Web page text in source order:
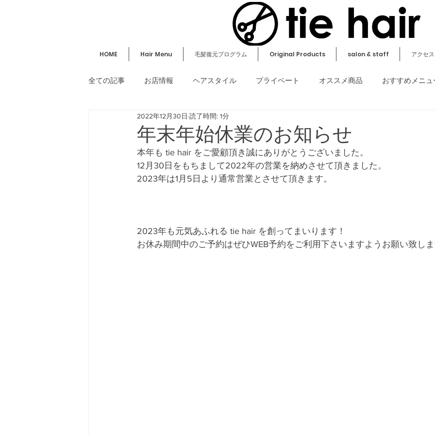
HOME Hair Menu 毛髪復元プログラム Original Products salon & staff アクセ
全ての記事 お店情報 ヘアスタイル プライベート オススメ商品 おすすめメニュ
講習／セミナー 美容情報 その他
年末年始休業のお知らせ
2022年12月30日 読了時間: 1分
本年も tie hair をご愛顧頂き誠にありがとうございました。
12月30日をもちまして2022年の営業を納めさせて頂きました。
2023年は1月5日より通常営業とさせて頂きます。
2023年も元気あふれる tie hair を創ってまいります！
お休み期間中のご予約はぜひWEB予約をご利用下さいますようお願い致し